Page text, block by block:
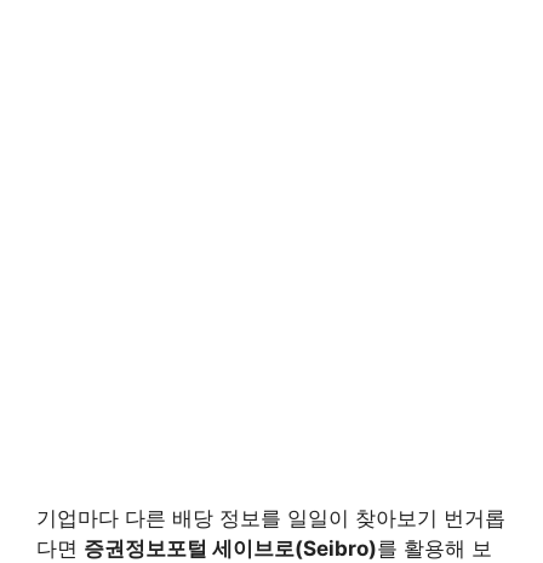
기업마다 다른 배당 정보를 일일이 찾아보기 번거롭
다면 증권정보포털 세이브로(Seibro)를 활용해 보